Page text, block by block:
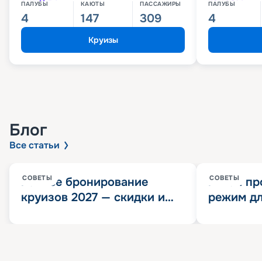
ПАЛУБЫ
4
КАЮТЫ
147
ПАССАЖИРЫ
309
Круизы
ПАЛУБЫ
4
Блог
Все статьи
СОВЕТЫ
Раннее бронирование
круизов 2027 — скидки и
СОВЕТЫ
Китай
режим